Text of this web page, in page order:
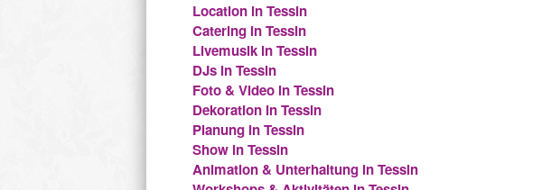
Location in Tessin
Catering in Tessin
Livemusik in Tessin
DJs in Tessin
Foto & Video in Tessin
Dekoration in Tessin
Planung in Tessin
Show in Tessin
Animation & Unterhaltung in Tessin